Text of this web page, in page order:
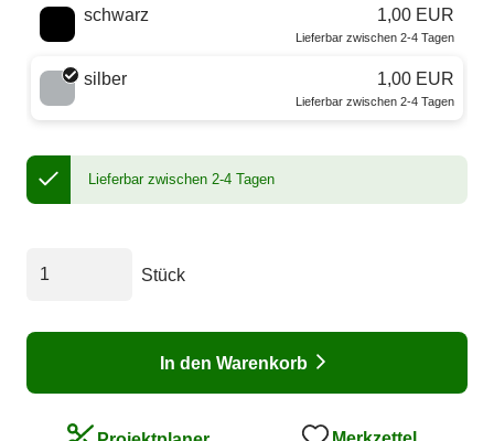
Wähle eine Farbe
schwarz 1,00 EUR
Lieferbar zwischen 2-4 Tagen
silber 1,00 EUR
Lieferbar zwischen 2-4 Tagen
Lieferbar zwischen 2-4 Tagen
Stück
In den Warenkorb